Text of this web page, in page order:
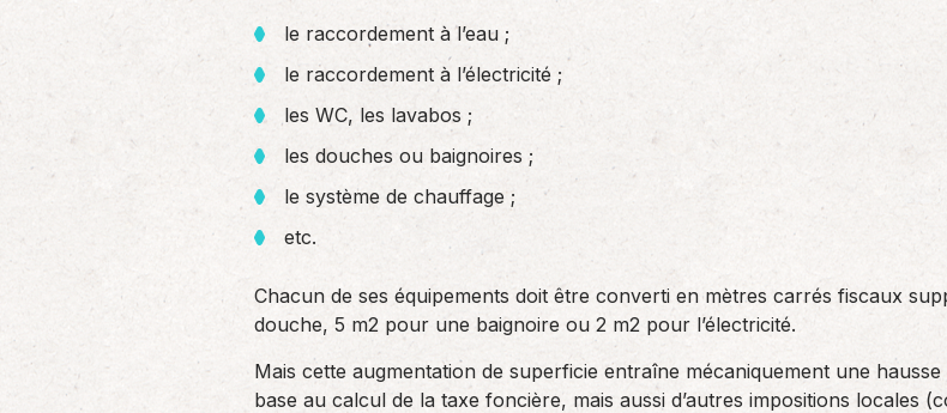
le raccordement à l’eau ;
le raccordement à l’électricité ;
les WC, les lavabos ;
les douches ou baignoires ;
le système de chauffage ;
etc.
Chacun de ses équipements doit être converti en mètres carrés fiscaux
douche, 5 m2 pour une baignoire ou 2 m2 pour l’électricité.
Mais cette augmentation de superficie entraîne mécaniquement une
base au calcul de la taxe foncière, mais aussi d’autres impositions locales